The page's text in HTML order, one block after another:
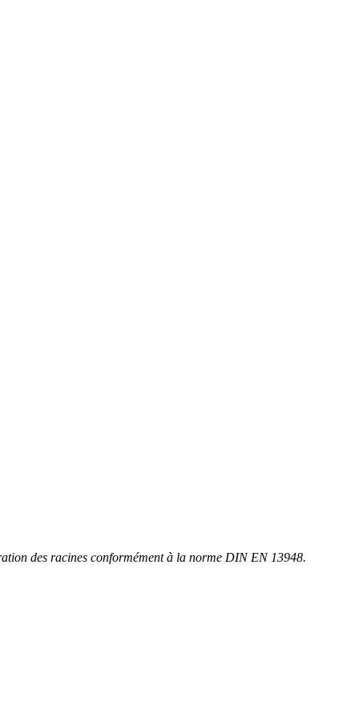
des racines conformément à la norme DIN EN 13948.